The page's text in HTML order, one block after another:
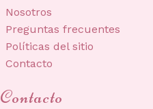
Contacto
Nosotros
Preguntas frecuentes
Políticas del sitio
Contacto